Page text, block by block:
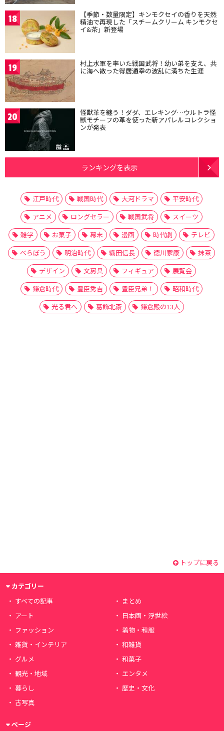
18 【季節・数量限定】キンモクセイの香りを天然
精油で再現した「スチームクリーム キンモクセ
イ&茶」新登場
19 村上水軍を率いた戦国武将！幼い弟を支え、共
に海へ散った得居通幸の波乱に満ちた生涯
20 怪獣革を纏う！ダダ、エレキング…ウルトラ怪
獣モチーフの革を使った新アパレルコレクショ
ンが発表
ランキングを表示
江戸時代 戦国時代 大河ドラマ
平安時代
アニメ
ロングセラー 戦国武将
スイーツ
雑学
お菓子 幕末 漫画 時代劇
テレビ
べらぼう
明治時代 織田信長 徳川家康
抹茶
デザイン
文房具 フィギュア
展覧会
鎌倉時代
豊臣秀吉 豊臣兄弟！
昭和時代
光る君へ
葛飾北斎 鎌倉殿の13人
トップに戻る
カテゴリー
すべての記事
まとめ
アート
日本画・浮世絵
ファッション
着物・和服
雑貨・インテリア
和雑貨
グルメ
和菓子
観光・地域
エンタメ
暮らし
歴史・文化
古写真
ページ